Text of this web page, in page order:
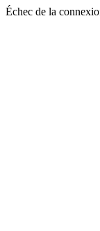
Échec de la